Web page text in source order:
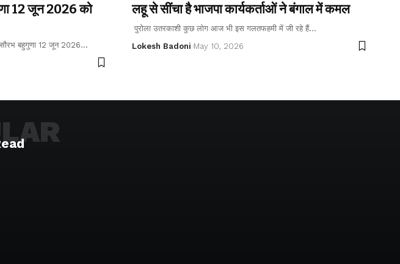
12 जून 2026 को
सौरभ बहुगुणा 12 जून 2026…
लहू से सींचा है भाजपा कार्यकर्ताओं ने बंगाल में कमल
पुरोला उतरकाशी कुछ लोग आज भी इस गलतफहमी में जी रहे हैं…
Lokesh Badoni May 10, 2026